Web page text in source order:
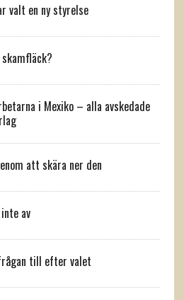
valt en ny styrelse
i Mexiko – alla avskedade
att skära ner den
av
till efter valet